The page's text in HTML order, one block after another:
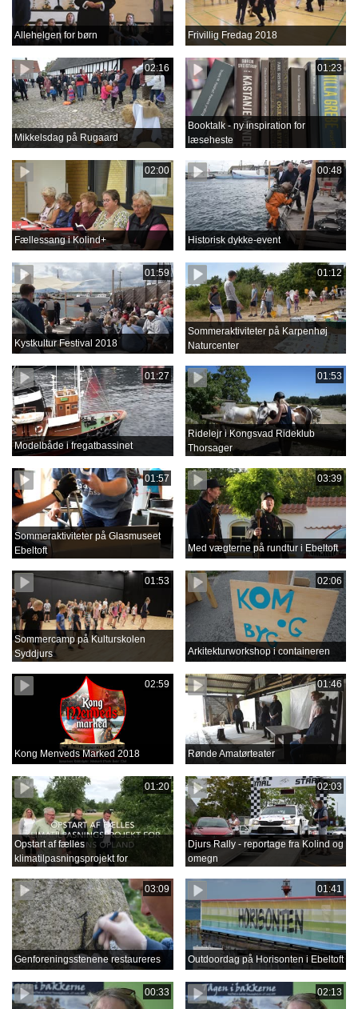
Allehelgen for børn Frivillig Fredag 2018
02:16
Mikkelsdag på Rugaard
01:23
Booktalk - ny inspiration for
læseheste
02:00
Fællessang i Kolind+
00:48
Historisk dykke-event
01:59
Kystkultur Festival 2018
01:12
Sommeraktiviteter på Karpenhøj
Naturcenter
01:27
Modelbåde i fregatbassinet
01:53
Ridelejr i Kongsvad Rideklub
Thorsager
01:57
Sommeraktiviteter på Glasmuseet
Ebeltoft
03:39
Med vægterne på rundtur i Ebeltoft
01:53
Sommercamp på Kulturskolen
Syddjurs
02:06
Arkitekturworkshop i containeren
02:59
Kong Menveds Marked 2018
01:46
Rønde Amatørteater
01:20
Opstart af fælles
klimatilpasningsprojekt for
02:03
Djurs Rally - reportage fra Kolind og
omegn
03:09
Genforeningsstenene restaureres
01:41
Outdoordag på Horisonten i Ebeltoft
00:33 02:13